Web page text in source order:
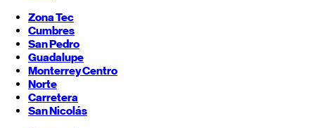
Zona Tec
Cumbres
San Pedro
Guadalupe
MonterreyCentro
Norte
Carretera
San Nicolás